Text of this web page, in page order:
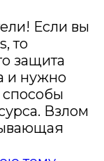
Если вы
то
защита
и нужно
Взлом